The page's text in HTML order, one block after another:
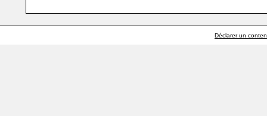
Déclarer un